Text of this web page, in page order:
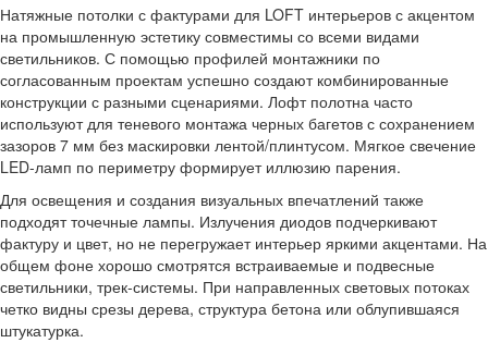
Натяжные потолки с фактурами для LOFT интерьеров с акцентом
на промышленную эстетику совместимы со всеми видами
светильников. С помощью профилей монтажники по
согласованным проектам успешно создают комбинированные
конструкции с разными сценариями. Лофт полотна часто
используют для теневого монтажа черных багетов с сохранением
зазоров 7 мм без маскировки лентой/плинтусом. Мягкое свечение
LED-ламп по периметру формирует иллюзию парения.
Для освещения и создания визуальных впечатлений также
подходят точечные лампы. Излучения диодов подчеркивают
фактуру и цвет, но не перегружает интерьер яркими акцентами. На
общем фоне хорошо смотрятся встраиваемые и подвесные
светильники, трек-системы. При направленных световых потоках
четко видны срезы дерева, структура бетона или облупившаяся
штукатурка.